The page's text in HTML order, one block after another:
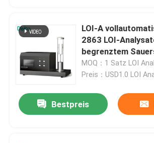
Zu Hause
LOI-A
2863 LOI-
begrenztem
MOQ：1 Satz LOI
Preis：USD1.0 LOI
Bestpreis